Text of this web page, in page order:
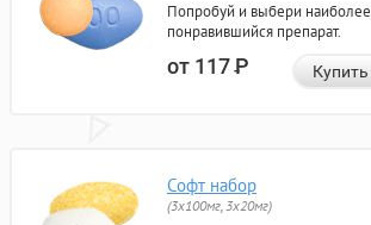
Попробуй и выбери наиболее
понравившийся препарат.
от 117Р Купить
Софт набор
(3x100мг, 3x20мг)